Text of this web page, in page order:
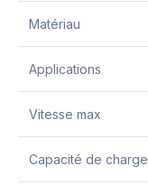
Matériau
Applications
Vitesse max
Capacité de charge